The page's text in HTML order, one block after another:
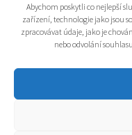
Abychom poskytli co nejlepší
zařízení, technologie jako jsou
zpracovávat údaje, jako je
nebo odvolání